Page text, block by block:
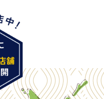
発行し、氏名、住所、生
の
された新型パスポートに